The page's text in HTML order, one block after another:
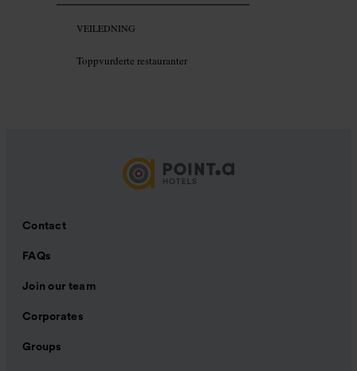
VEILEDNING
Toppvurderte restauranter
Contact
FAQs
Join our team
Corporates
Groups